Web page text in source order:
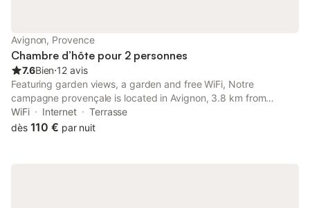
Avignon, Provence
Chambre d’hôte pour 2 personnes
7.6Bien⋅12 avis
Featuring garden views, a garden and free WiFi, Notre
campagne provençale is located in Avignon, 3.8 km from
Avignon Central Station and 5.5 km from Papal Palace. It is
situated 6.7 km from Avignon TGV Train Station and features
WiFi Internet
Terrasse
dès 110 € par nuit